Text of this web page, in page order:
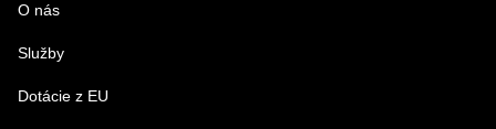
VÁŠ E-MAIL
O nás
Služby
Dotácie z EU